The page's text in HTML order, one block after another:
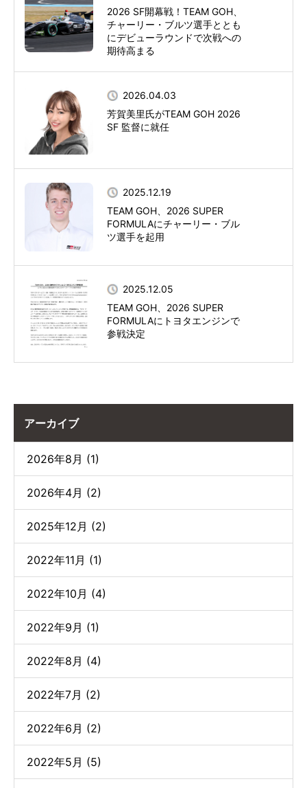
2026 SF開幕戦！TEAM GOH、
チャーリー・ブルツ選手ととも
にデビューラウンドで次戦への
期待高まる
2026.04.03
芳賀美里氏がTEAM GOH 2026
SF 監督に就任
2025.12.19
TEAM GOH、2026 SUPER
FORMULAにチャーリー・ブル
ツ選手を起用
2025.12.05
TEAM GOH、2026 SUPER
FORMULAにトヨタエンジンで
参戦決定
アーカイブ
2026年8月 (1)
2026年4月 (2)
2025年12月 (2)
2022年11月 (1)
2022年10月 (4)
2022年9月 (1)
2022年8月 (4)
2022年7月 (2)
2022年6月 (2)
2022年5月 (5)